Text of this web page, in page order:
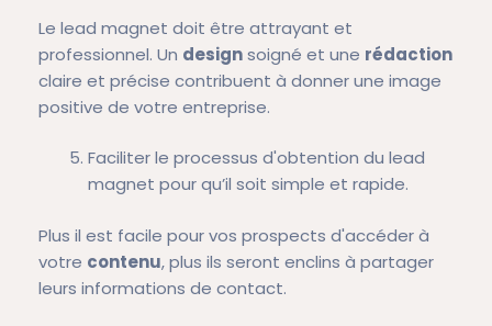
Le lead magnet doit être attrayant et
professionnel. Un designsoigné et une rédaction
claire et précise contribuent à donner une image
positive de votre entreprise.
Faciliter le processus d'obtention du lead
magnet pour qu’il soit simple et rapide.
Plus il est facile pour vos prospects d'accéder à
votre contenu, plus ils seront enclins à partager
leurs informations de contact.